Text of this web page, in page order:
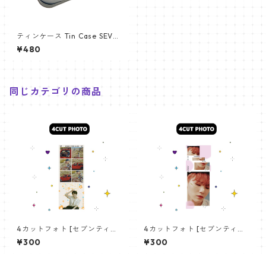
ティンケース Tin Case SEVE
NTEEN (SEVENTEEN-3)
¥480
同じカテゴリの商品
4カットフォト [セブンティー
ン ジョシュア-02]4CUT PHO
TO SEVENTEEN JOSHUA 02
¥300
4カットフォト [セブンティー
ン ウジ-01]4CUT PHOTO SEV
ENTEEN WOOZI 01
¥300